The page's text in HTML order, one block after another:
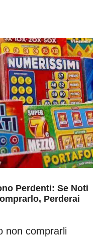
Perdenti: Se Noti
Perderai
non comprarli